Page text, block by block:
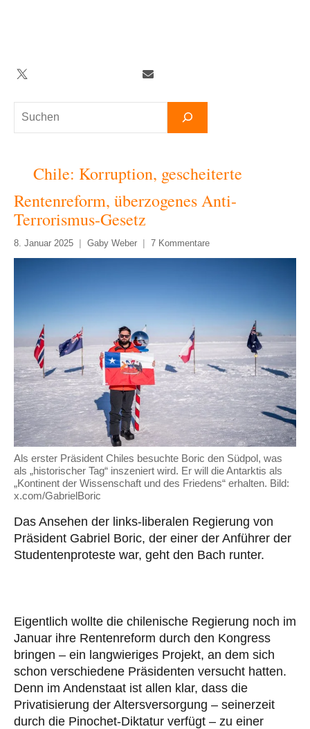
Suchen
Twitter TelegramNewsletter
Chile: Korruption, gescheiterte
Rentenreform, überzogenes Anti-
Terrorismus-Gesetz
8. Januar 2025 Gaby Weber 7 Kommentare
Als erster Präsident Chiles besuchte Boric den Südpol, was
als „historischer Tag“ inszeniert wird. Er will die Antarktis als
„Kontinent der Wissenschaft und des Friedens“ erhalten. Bild:
x.com/GabrielBoric
Das Ansehen der links-liberalen Regierung von
Präsident Gabriel Boric, der einer der Anführer der
Studentenproteste war, geht den Bach runter.
Eigentlich wollte die chilenische Regierung noch im
Januar ihre Rentenreform durch den Kongress
bringen – ein langwieriges Projekt, an dem sich
schon verschiedene Präsidenten versucht hatten.
Denn im Andenstaat ist allen klar, dass die
Privatisierung der Altersversorgung – seinerzeit
durch die Pinochet-Diktatur verfügt – zu einer